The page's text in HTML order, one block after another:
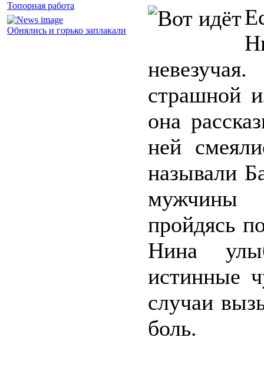
Топорная работа
Обнялись и горько заплакали
страшной
она
ней
называли
мужчины
пройдясь
Нина
истинные
случаи
боль.